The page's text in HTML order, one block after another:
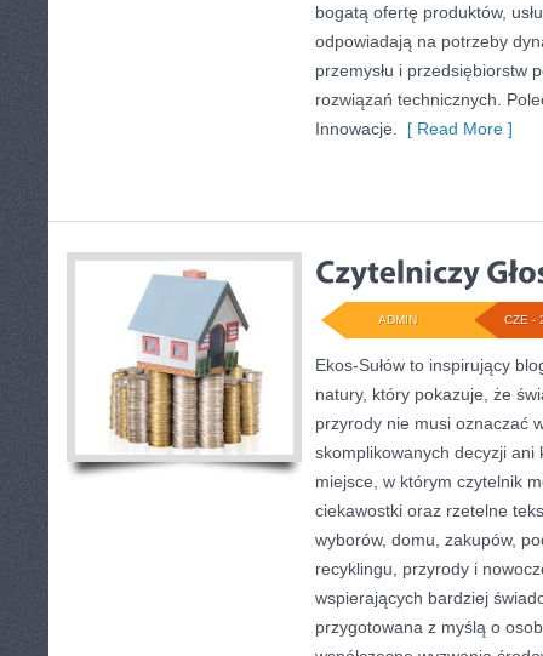
bogatą ofertę produktów,
odpowiadają na potrzeby
przemysłu i przedsiębiorstw
rozwiązań technicznych.
Innowacje.
[ Read More ]
CZE -
ADMIN
Ekos-Sułów to inspirujący
natury, który pokazuje, że
przyrody nie musi oznaczać
skomplikowanych decyzji ani
miejsce, w którym czytelnik
ciekawostki oraz rzetelne
wyborów, domu, zakupów,
recyklingu, przyrody i
wspierających bardziej
przygotowana z myślą o